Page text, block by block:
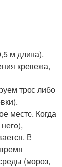
м длина).
крепежа,
трос либо
место. Когда
В
(мороз,